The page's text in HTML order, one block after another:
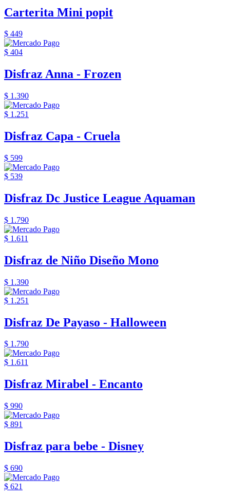
Carterita Mini popit
$ 449
$ 404
Disfraz Anna - Frozen
$ 1.390
$ 1.251
Disfraz Capa - Cruela
$ 599
$ 539
Disfraz Dc Justice League Aquaman
$ 1.790
$ 1.611
Disfraz de Niño Diseño Mono
$ 1.390
$ 1.251
Disfraz De Payaso - Halloween
$ 1.790
$ 1.611
Disfraz Mirabel - Encanto
$ 990
$ 891
Disfraz para bebe - Disney
$ 690
$ 621